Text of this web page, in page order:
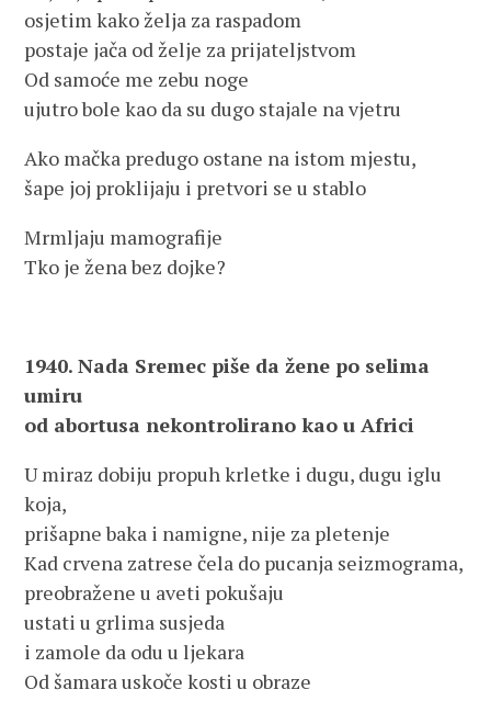
osjetim kako želja za raspadom
postaje jača od želje za prijateljstvom
Od samoće me zebu noge
ujutro bole kao da su dugo stajale na vjetru
Ako mačka predugo ostane na istom mjestu,
šape joj proklijaju i pretvori se u stablo
Mrmljaju mamografije
Tko je žena bez dojke?
1940. Nada Sremec piše da žene po selima
umiru
od abortusa nekontrolirano kao u Africi
U miraz dobiju propuh krletke i dugu, dugu iglu
koja,
prišapne baka i namigne, nije za pletenje
Kad crvena zatrese čela do pucanja seizmograma,
preobražene u aveti pokušaju
ustati u grlima susjeda
i zamole da odu u ljekara
Od šamara uskoče kosti u obraze